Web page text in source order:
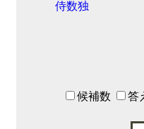
侍数独
候補数 答